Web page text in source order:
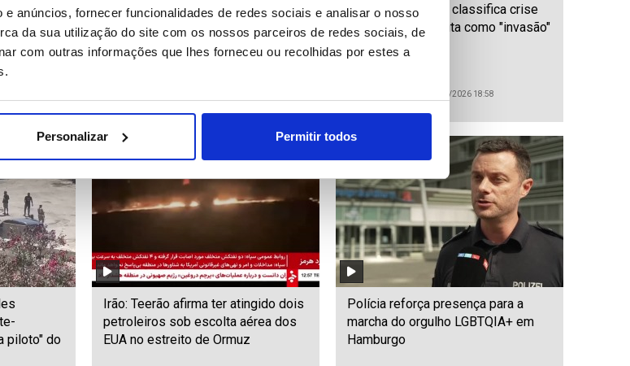
anúncios, fornecer funcionalidades de redes sociais e analisar o nosso
da sua utilização do site com os nossos parceiros de redes sociais, de
com outras informações que lhes forneceu ou recolhidas por estes a
Personalizar Permitir todos
enfrentar
Incêndios: Chamas continuam a
preocupar em Creta, na Grécia
Migrações: Trump classifica crise
migratória em Ceuta como "invasão"
Date: 31/07/2026 18:58
piloto" do
Irão: Teerão afirma ter atingido dois
petroleiros sob escolta aérea dos
EUA no estreito de Ormuz
Polícia reforça presença para a
marcha do orgulho LGBTQIA+ em
Hamburgo